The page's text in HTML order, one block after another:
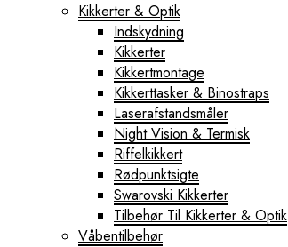
Kikkerter & Optik
Indskydning
Kikkerter
Kikkertmontage
Kikkerttasker & Binostraps
Laserafstandsmåler
Night Vision & Termisk
Riffelkikkert
Rødpunktsigte
Swarovski Kikkerter
Tilbehør Til Kikkerter & Optik
Våbentilbehør